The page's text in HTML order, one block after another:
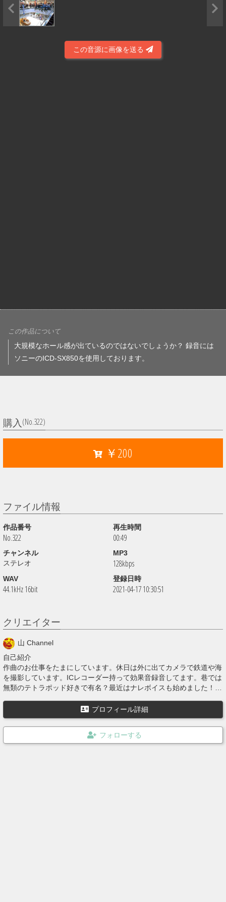
この音源に画像を送る
この作品について
大規模なホール感が出ているのではないでしょうか？ 録音には
ソニーのICD-SX850を使用しております。
購入 (No.322)
￥200
ファイル情報
作品番号
No.322
再生時間
00:49
チャンネル
ステレオ
MP3
128kbps
WAV
44.1kHz 16bit
登録日時
2021-04-17 10:30:51
クリエイター
山 Channel
自己紹介
作曲のお仕事をたまにしています。休日は外に出てカメラで鉄道や海
を撮影しています。ICレコーダー持って効果音録音してます。巷では
無類のテトラポッド好きで有名？最近はナレボイスも始めました！地
プロフィール詳細